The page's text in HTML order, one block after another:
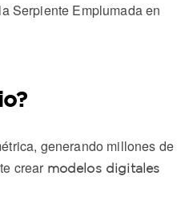
Serpiente Emplumada en
generando millones de
crear modelos digitales